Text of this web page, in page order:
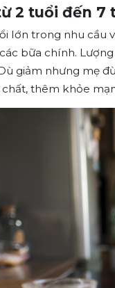
2 tuổi đến 7
lớn trong nhu cầu
bữa chính.
giảm nhưng mẹ
thêm khỏe